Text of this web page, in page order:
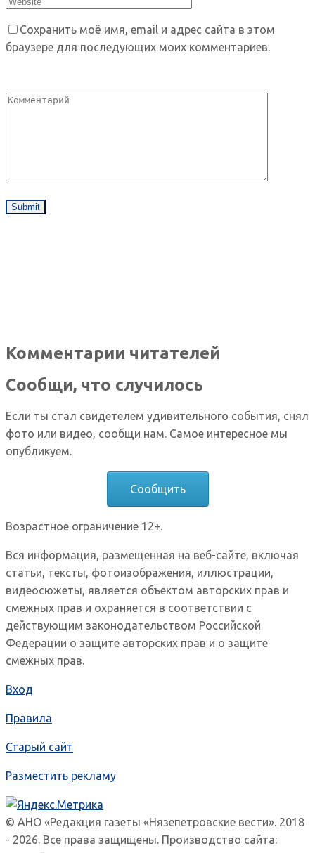
Сохранить моё имя, email и адрес сайта в этом
браузере для последующих моих комментариев.
Комментарии читателей
Сообщи, что случилось
Если ты стал свидетелем удивительного события, снял
фото или видео, сообщи нам. Самое интересное мы
опубликуем.
Сообщить
Возрастное ограничение 12+.
Вся информация, размещенная на веб-сайте, включая
статьи, тексты, фотоизображения, иллюстрации,
видеосюжеты, является объектом авторских прав и
смежных прав и охраняется в соответствии с
действующим законодательством Российской
Федерации о защите авторских прав и о защите
смежных прав.
Вход
Правила
Старый сайт
Разместить рекламу
© АНО «Редакция газеты «Нязепетровские вести». 2018
- 2026. Все права защищены. Производство сайта: